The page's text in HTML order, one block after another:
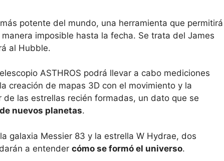
potente del mundo, una herramienta que permitirá
imposible hasta la fecha. Se trata del James
al Hubble.
ASTHROS podrá llevar a cabo mediciones
creación de mapas 3D con el movimiento y la
las estrellas recién formadas, un dato que se
nuevos planetas.
galaxia Messier 83 y la estrella W Hydrae, dos
a entender cómo se formó el universo.